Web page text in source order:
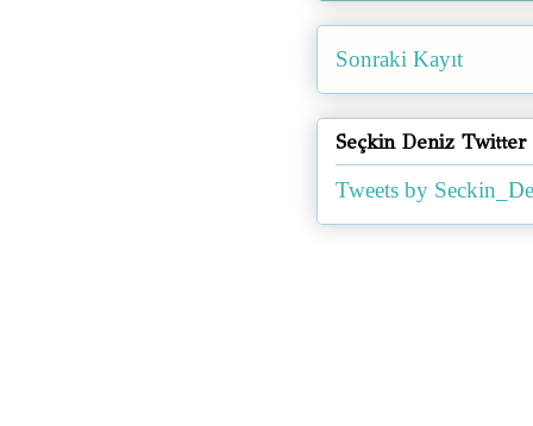
Sonraki Kayıt
Seçkin Deniz Twitter
Tweets by